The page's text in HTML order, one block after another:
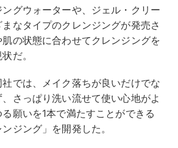
グウォーターや、ジェル・クリー
なタイプのクレンジングが発売さ
の状態に合わせてクレンジングを
だ。
では、メイク落ちが良いだけでな
さっぱり洗い流せて使い心地がよ
願いを1本で満たすことができる
ジング」を開発した。